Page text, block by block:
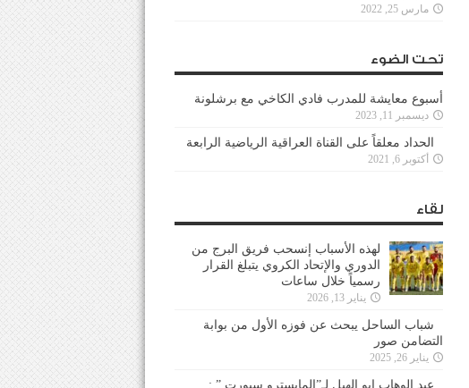
مارس 25, 2022
تحت الضوء
أسبوع معايشة للمدرب فادي الكاخي مع برشلونة
ديسمبر 11, 2023
الحداد معلقاً على القناة العراقية الرياضية الرابعة
أكتوبر 6, 2021
لقاء
لهذه الأسباب إنسحب فريق البرج من
الدوري والإتحاد الكروي يتبلغ القرار
رسمياً خلال ساعات
يناير 13, 2026
شباب الساحل يبحث عن فوزه الأول من بوابة
التضامن صور
يناير 26, 2025
عبد الوهاب ابو الهيل لـ”المايسترو سبورت ” :